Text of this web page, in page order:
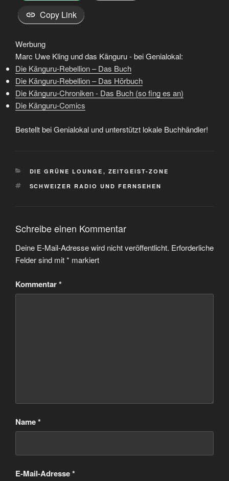
Copy Link
Werbung
Marc Uwe Kling und das Känguru - bei Genialokal:
Die Känguru-Rebellion – Das Buch
Die Känguru-Rebellion – Das Hörbuch
Die Känguru-Chroniken - Das Buch (so fing es an)
Die Känguru-Comics
Bestellt bei Genialokal und unterstützt lokale Buchhändler!
KATEGORIEN
DIE GRÜNE LOUNGE , ZEITGEIST-ZONE
SCHLAGWÖRTER
SCHWEIZER RADIO UND FERNSEHEN
Schreibe einen Kommentar
Deine E-Mail-Adresse wird nicht veröffentlicht. Erforderliche
Felder sind mit* markiert
Kommentar*
Name*
E-Mail-Adresse*